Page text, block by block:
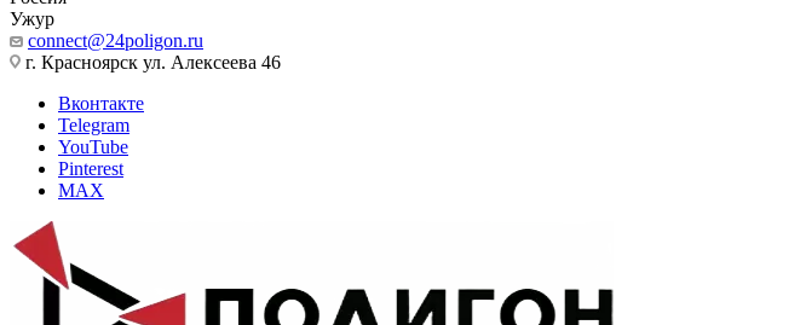
Ужур
connect@24poligon.ru
г. Красноярск ул. Алексеева 46
Вконтакте
Telegram
YouTube
Pinterest
MAX